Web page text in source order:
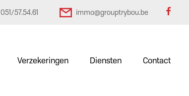
051/57.54.61 immo@grouptrybou.be
Verzekeringen Diensten Contact